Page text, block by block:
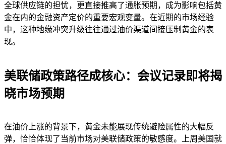
全球供应链的担忧，更直接推高了通胀预期，成为影响包括黄
金在内的金融资产定价的重要宏观变量。在近期的市场经验
中，这种地缘冲突升级往往通过油价渠道间接压制黄金的表
现。
美联储政策路径成核心：会议记录即将揭
晓市场预期
在油价上涨的背景下，黄金未能展现传统避险属性的大幅反
弹，恰恰体现了当前市场对美联储政策的敏感度。上周美国就